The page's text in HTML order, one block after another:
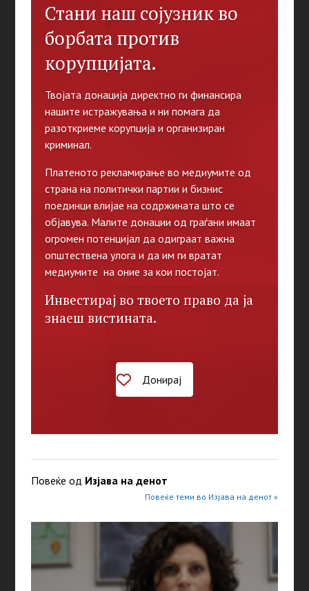
Стани наш сојузник во
борбата против
корупцијата.
Твојата донација директно ги финансира
нашите истражувања и ни помага да
разоткриеме корупција и организиран
криминал.
Платеното рекламирање во медиумите од
страна на политички партии и бизнис
поединци влијае на содржината што се
објавува. Малите донации од граѓани имаат
огромен потенцијал да одиграат важна
општествена улога и да им ги вратат
медиумите на оние за кои постојат.
Инвестирај во твоето право да ја
знаеш вистината.
Донирај
Повеќе од Изјава на денот
Повеќе теми во Изјава на денот »